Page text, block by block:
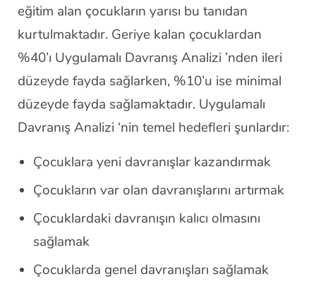
eğitim alan çocukların yarısı bu tanıdan
kurtulmaktadır. Geriye kalan çocuklardan
%40’ı Uygulamalı Davranış Analizi ’nden ileri
düzeyde fayda sağlarken, %10’u ise minimal
düzeyde fayda sağlamaktadır. Uygulamalı
Davranış Analizi ‘nin temel hedefleri şunlardır:
Çocuklara yeni davranışlar kazandırmak
Çocukların var olan davranışlarını artırmak
Çocuklardaki davranışın kalıcı olmasını
sağlamak
Çocuklarda genel davranışları sağlamak